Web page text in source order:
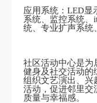
应用系统：LED显
系统、监控系统、
统、专业扩声系统
社区活动中心是为
健身及社交活动的
组织文艺演出、兴
活动，促进邻里交
质量与幸福感。